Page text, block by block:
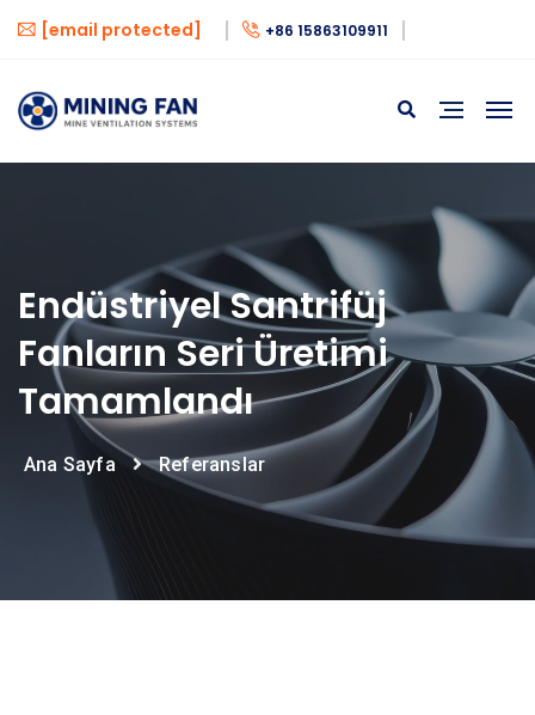
[email protected] +86 15863109911
Endüstriyel Santrifüj
Fanların Seri Üretimi
Tamamlandı
Ana Sayfa Referanslar